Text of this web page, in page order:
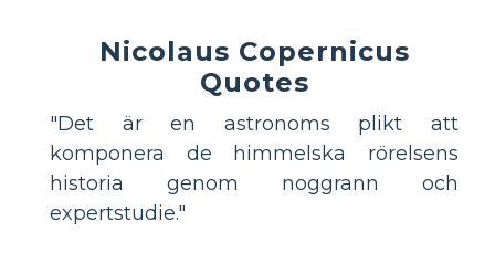
Nicolaus Copernicus
Quotes
"Det är en astronoms plikt att
komponera de himmelska rörelsens
historia genom noggrann och
expertstudie."